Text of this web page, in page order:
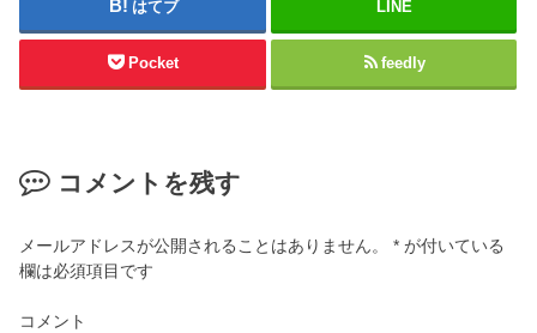
はてブ LINE
Pocket feedly
コメントを残す
メールアドレスが公開されることはありません。 * が付いている
欄は必須項目です
コメント